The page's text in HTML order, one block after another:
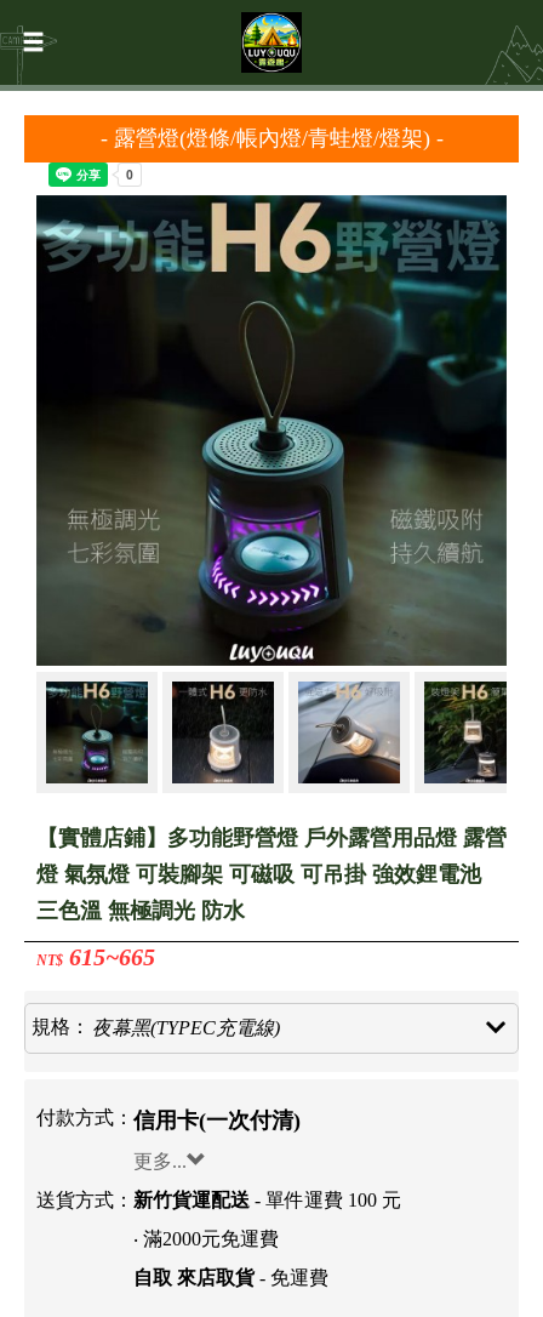
- 露營燈(燈條/帳內燈/青蛙燈/燈架)-
【實體店鋪】多功能野營燈 戶外露營用品燈 露營
燈 氣氛燈 可裝腳架 可磁吸 可吊掛 強效鋰電池
三色溫 無極調光 防水
NT$ 615~665
規格： 夜幕黑(TYPEC充電線)
付款方式： 信用卡(一次付清)
更多...
送貨方式： 新竹貨運配送 - 單件運費 100 元
‧ 滿2000元免運費
自取 來店取貨- 免運費